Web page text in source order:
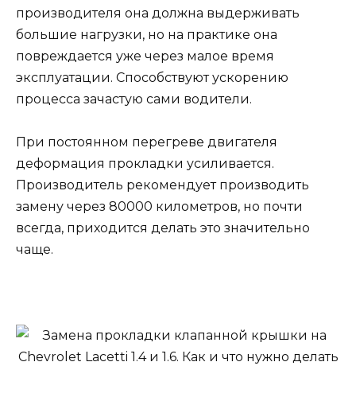
производителя она должна выдерживать
большие нагрузки, но на практике она
повреждается уже через малое время
эксплуатации. Способствуют ускорению
процесса зачастую сами водители.
При постоянном перегреве двигателя
деформация прокладки усиливается.
Производитель рекомендует производить
замену через 80000 километров, но почти
всегда, приходится делать это значительно
чаще.